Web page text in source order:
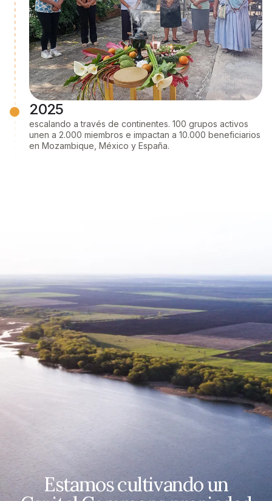
2025
escalando a través de continentes. 100 grupos activos
unen a 2.000 miembros e impactan a 10.000 beneficiarios
en Mozambique, México y España.
Estamos cultivando un